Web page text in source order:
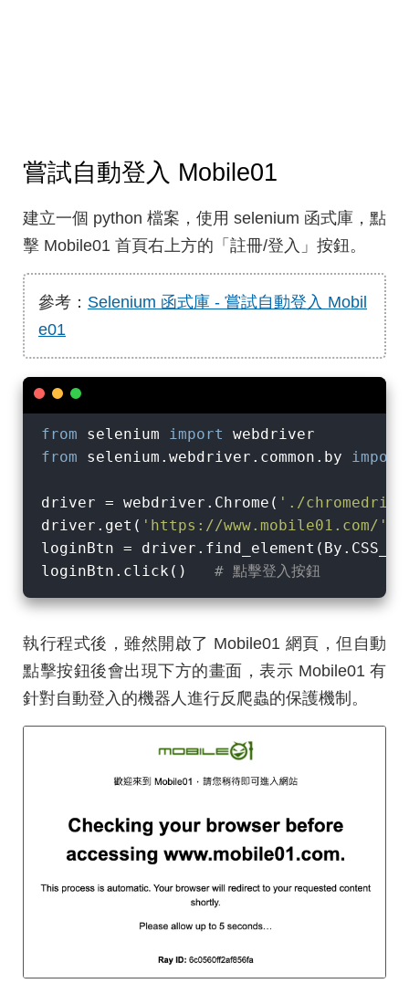
嘗試自動登入 Mobile01
建立一個 python 檔案，使用 selenium 函式庫，點
擊 Mobile01 首頁右上方的「註冊/登入」按鈕。
參考： Selenium 函式庫 - 嘗試自動登入 Mobil
e01
from selenium import
from selenium.webdriver.common.by import
driver = webdriver.Chrome( './
driver.get( 'https://www.mobile01.com/'
loginBtn =
loginBtn.click() # 點擊登入按鈕
執行程式後，雖然開啟了 Mobile01 網頁，但自動
點擊按鈕後會出現下方的畫面，表示 Mobile01 有
針對自動登入的機器人進行反爬蟲的保護機制。